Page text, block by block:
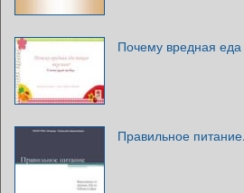
Почему вредная еда
Правильное